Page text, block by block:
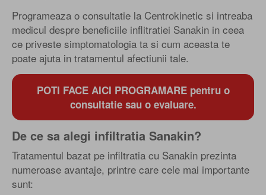
Programeaza o consultatie la Centrokinetic si intreaba
medicul despre beneficiile inflitratiei Sanakin in ceea
ce priveste simptomatologia ta si cum aceasta te
poate ajuta in tratamentul afectiunii tale.
POTI FACE AICI PROGRAMARE pentru o
consultatie sau o evaluare.
De ce sa alegi infiltratia Sanakin?
Tratamentul bazat pe infiltratia cu Sanakin prezinta
numeroase avantaje, printre care cele mai importante
sunt: